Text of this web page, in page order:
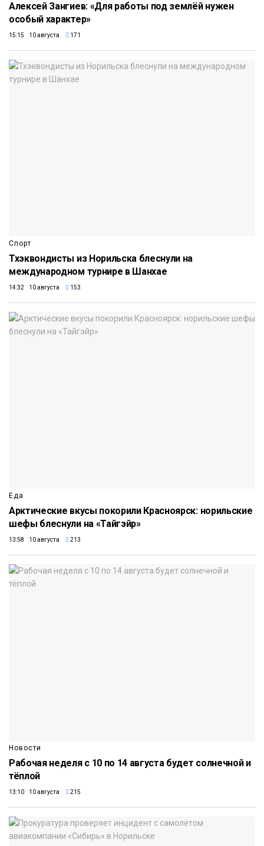
Алексей Зангиев: «Для работы под землёй нужен
особый характер»
15:15 10 августа 171
Спорт
Тхэквондисты из Норильска блеснули на
международном турнире в Шанхае
14:32 10 августа 153
Еда
Арктические вкусы покорили Красноярск: норильские
шефы блеснули на «Тайгэйр»
13:58 10 августа 213
Новости
Рабочая неделя с 10 по 14 августа будет солнечной и
тёплой
13:10 10 августа 215